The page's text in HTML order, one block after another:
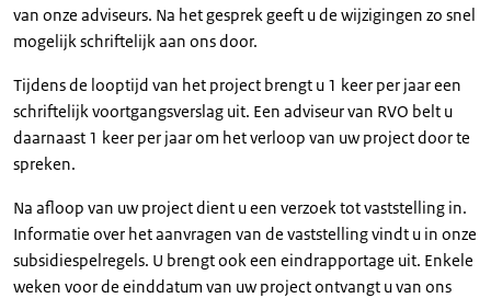
van onze adviseurs. Na het gesprek geeft u de wijzigingen zo snel
mogelijk schriftelijk aan ons door.
Tijdens de looptijd van het project brengt u 1 keer per jaar een
schriftelijk voortgangsverslag uit. Een adviseur van RVO belt u
daarnaast 1 keer per jaar om het verloop van uw project door te
spreken.
Na afloop van uw project dient u een verzoek tot vaststelling in.
Informatie over het aanvragen van de vaststelling vindt u in onze
subsidiespelregels. U brengt ook een eindrapportage uit. Enkele
weken voor de einddatum van uw project ontvangt u van ons